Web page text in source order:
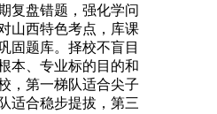
复盘错题，强化学问
山西特色考点，库课
固题库。择校不盲目
本、专业标的目的和
，第一梯队适合尖子
适合稳步提拔，第三